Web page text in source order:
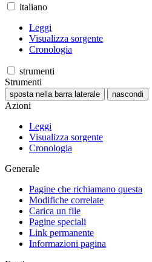
italiano
Leggi
Visualizza sorgente
Cronologia
strumenti
Strumenti
sposta nella barra laterale nascondi
Azioni
Leggi
Visualizza sorgente
Cronologia
Generale
Pagine che richiamano questa
Modifiche correlate
Carica un file
Pagine speciali
Link permanente
Informazioni pagina